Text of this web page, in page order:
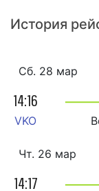
История
Сб. 28 мар
14:16
VKO
Чт. 26 мар
14:17